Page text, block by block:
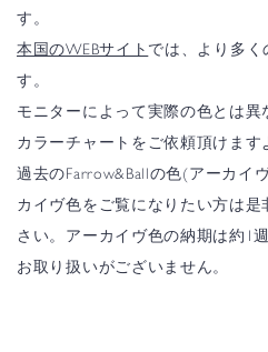
す。
本国のWEBサイト では、より多く
す。
モニターによって実際の色とは
カラーチャートをご依頼頂けます
過去のFarrow&Ballの色(アーカイ
カイヴ色をご覧になりたい方は
さい。アーカイヴ色の納期は約1
お取り扱いがございません。